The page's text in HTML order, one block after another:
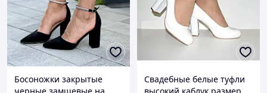
Босоножки закрытые
Свадебные белые туфли